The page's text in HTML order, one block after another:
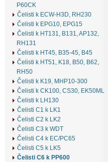
P60CK
Čelisti k ECW-H3D, RH230
Čelisti k EPG10, EPG15
Čelisti k HT131, B131, AP132,
RH131
Čelisti k HT45, B35-45, B45
Čelisti k HT51, K18, B50, B62,
RH50
Čelisti k K19, MHP10-300
Čelisti k CK100, CS30, EK50ML
Čelisti k LH130
Čelisti C1 k LK1
Čelisti C2 k LK2
Čelisti C3 k WDT
Čelisti C4 k EC/PC65
Čelisti C5 k LK5
Čelisti C6 k PP600